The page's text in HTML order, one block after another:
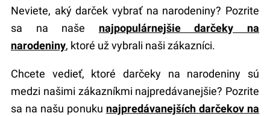
Neviete, aký darček vybrať na narodeniny? Pozrite
sa na naše najpopulárnejšie darčeky na
narodeniny, ktoré už vybrali naši zákazníci.
Chcete vedieť, ktoré darčeky na narodeniny sú
medzi našimi zákazníkmi najpredávanejšie? Pozrite
sa na našu ponuku najpredávanejších darčekov na